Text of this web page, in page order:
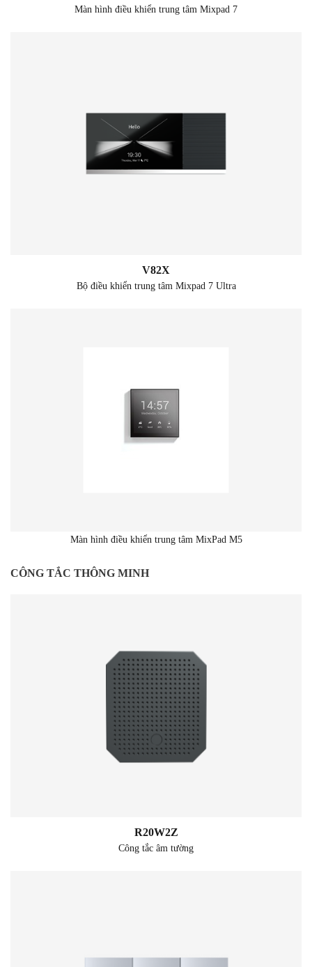
Màn hình điều khiển trung tâm Mixpad 7
V82X
Bộ điều khiển trung tâm Mixpad 7 Ultra
Màn hình điều khiển trung tâm MixPad M5
CÔNG TẮC THÔNG MINH
R20W2Z
Công tắc âm tường